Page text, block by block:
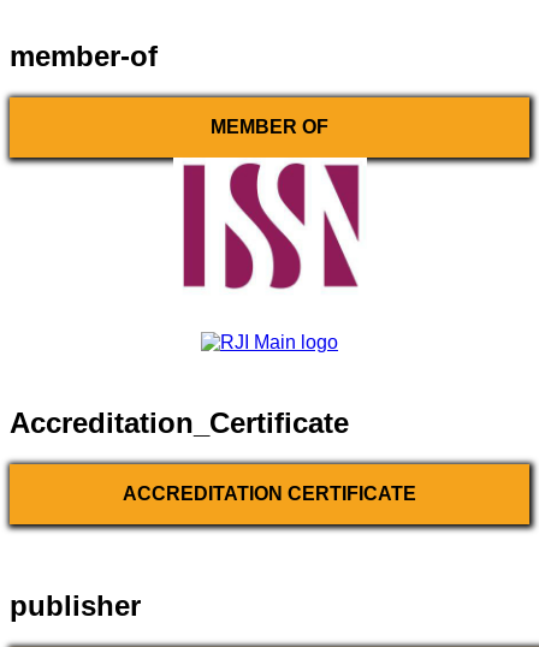
member-of
MEMBER OF
Accreditation_Certificate
ACCREDITATION CERTIFICATE
publisher